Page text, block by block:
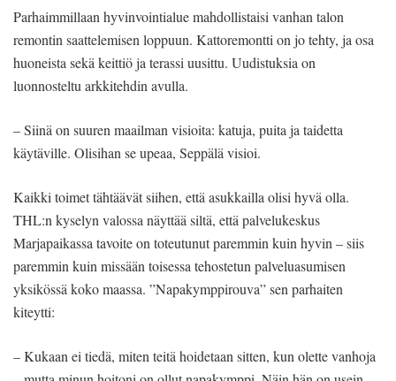
Parhaimmillaan hyvinvointialue mahdollistaisi vanhan talon
remontin saattelemisen loppuun. Kattoremontti on jo tehty, ja osa
huoneista sekä keittiö ja terassi uusittu. Uudistuksia on
luonnosteltu arkkitehdin avulla.
– Siinä on suuren maailman visioita: katuja, puita ja taidetta
käytäville. Olisihan se upeaa, Seppälä visioi.
Kaikki toimet tähtäävät siihen, että asukkailla olisi hyvä olla.
THL:n kyselyn valossa näyttää siltä, että palvelukeskus
Marjapaikassa tavoite on toteutunut paremmin kuin hyvin – siis
paremmin kuin missään toisessa tehostetun palveluasumisen
yksikössä koko maassa. ”Napakymppirouva” sen parhaiten
kiteytti:
– Kukaan ei tiedä, miten teitä hoidetaan sitten, kun olette vanhoja